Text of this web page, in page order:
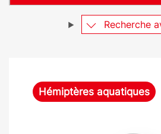
e
Recherche
Hémiptères aquatiques